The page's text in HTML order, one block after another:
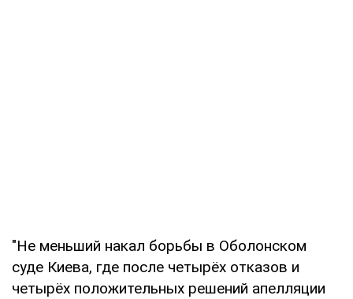
"Не меньший накал борьбы в Оболонском
суде Киева, где после четырёх отказов и
четырёх положительных решений апелляции